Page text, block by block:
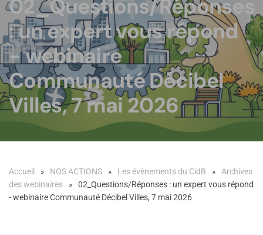
02_Questions/Réponses
: un expert vous répond
- webinaire
Communauté Décibel
Villes, 7 mai 2026
Accueil NOS ACTIONS Les évènements du CidB
Archives
des webinaires
02_Questions/Réponses : un expert vous répond
- webinaire Communauté Décibel Villes, 7 mai 2026